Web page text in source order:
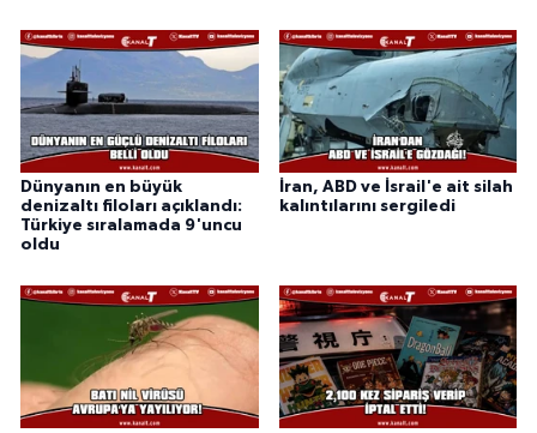
Dünyanın en büyük
denizaltı filoları açıklandı:
Türkiye sıralamada 9'uncu
oldu
İran, ABD ve İsrail'e ait silah
kalıntılarını sergiledi